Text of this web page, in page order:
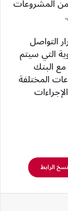
من المشروعات
التواصل
التي سيتم
مع البنك
المختلفة
نسخ الرابط